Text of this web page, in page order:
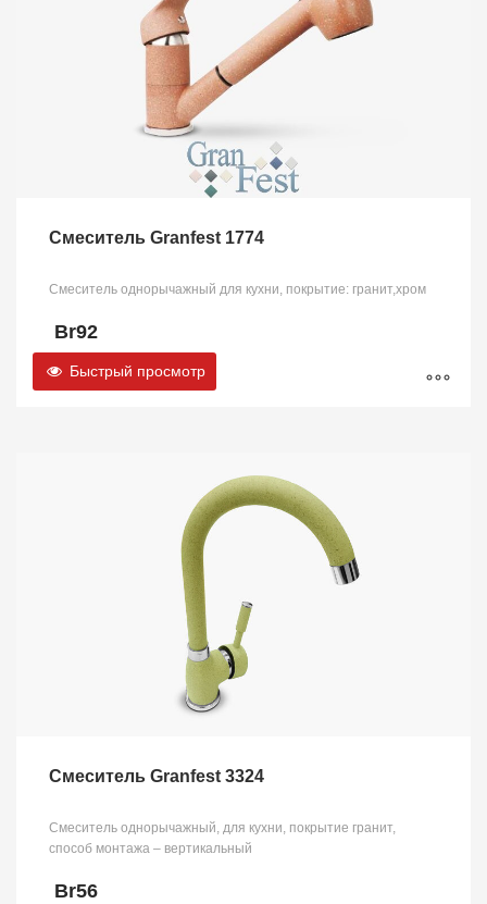
Смеситель Granfest 1774
Смеситель однорычажный для кухни, покрытие: гранит,хром
Br92
Быстрый просмотр
Смеситель Granfest 3324
Смеситель однорычажный, для кухни, покрытие гранит,
способ монтажа – вертикальный
Br56